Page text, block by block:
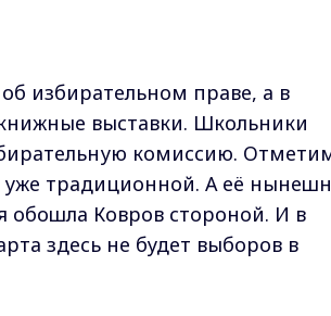
избирательном праве, а в
выставки. Школьники
комиссию.
уже традиционной. А её
обошла Ковров стороной. И в
здесь не будет выборов в